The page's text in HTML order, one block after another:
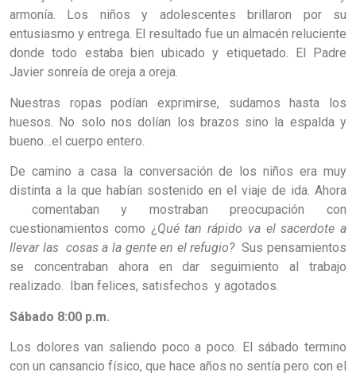
armonía. Los niños y adolescentes brillaron por su
entusiasmo y entrega. El resultado fue un almacén reluciente
donde todo estaba bien ubicado y etiquetado. El Padre
Javier sonreía de oreja a oreja.
Nuestras ropas podían exprimirse, sudamos hasta los
huesos. No solo nos dolían los brazos sino la espalda y
bueno…el cuerpo entero.
De camino a casa la conversación de los niños era muy
distinta a la que habían sostenido en el viaje de ida. Ahora
comentaban y mostraban preocupación con
cuestionamientos como ¿ Qué tan rápido va el sacerdote a
llevar las cosas a la gente en el refugio?Sus pensamientos
se concentraban ahora en dar seguimiento al trabajo
realizado. Iban felices, satisfechos y agotados.
Sábado 8:00 p.m.
Los dolores van saliendo poco a poco. El sábado termino
con un cansancio físico, que hace años no sentía pero con el